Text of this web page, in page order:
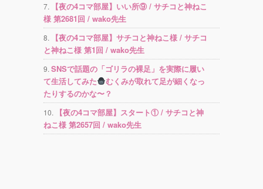
【夜の4コマ部屋】いい所⑨ / サチコと神ねこ
様 第2681回 / wako先生
【夜の4コマ部屋】サチコと神ねこ様 / サチコ
と神ねこ様 第1回 / wako先生
SNSで話題の「ゴリラの裸足」を実際に履い
て生活してみた
むくみが取れて足が細くなっ
たりするのかな〜？
【夜の4コマ部屋】スタート① / サチコと神
ねこ様 第2657回 / wako先生